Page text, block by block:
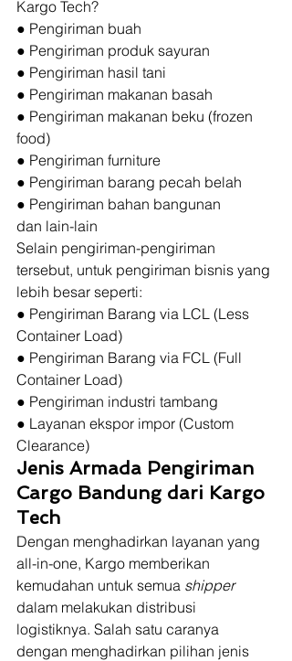
Kargo Tech?
● Pengiriman buah
● Pengiriman produk sayuran
● Pengiriman hasil tani
● Pengiriman makanan basah
● Pengiriman makanan beku (frozen
food)
● Pengiriman furniture
● Pengiriman barang pecah belah
● Pengiriman bahan bangunan
dan lain-lain
Selain pengiriman-pengiriman
tersebut, untuk pengiriman bisnis yang
lebih besar seperti:
● Pengiriman Barang via LCL (Less
Container Load)
● Pengiriman Barang via FCL (Full
Container Load)
● Pengiriman industri tambang
● Layanan ekspor impor (Custom
Clearance)
Jenis Armada Pengiriman
Cargo Bandung dari Kargo
Tech
Dengan menghadirkan layanan yang
all-in-one, Kargo memberikan
kemudahan untuk semua shipper
dalam melakukan distribusi
logistiknya. Salah satu caranya
dengan menghadirkan pilihan jenis